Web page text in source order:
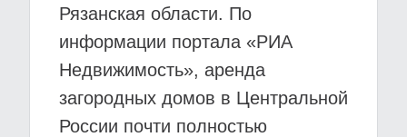
Рязанская области. По
информации портала «РИА
Недвижимость», аренда
загородных домов в Центральной
России почти полностью